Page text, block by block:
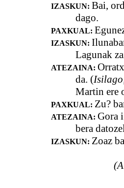
IZASKUN: Bai,
dago.
PAXKUAL:
IZASKUN:
Lagunak
ATEZAINA:
da. (
Martin ere
PAXKUAL: Zu?
ATEZAINA: Gora
bera
IZASKUN: Zoaz